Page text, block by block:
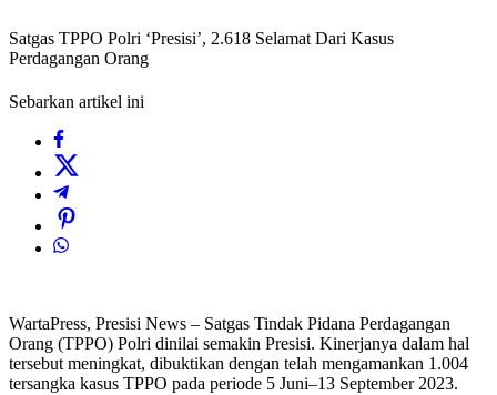
Satgas TPPO Polri ‘Presisi’, 2.618 Selamat Dari Kasus
Perdagangan Orang
Sebarkan artikel ini
WartaPress, Presisi News – Satgas Tindak Pidana Perdagangan
Orang (TPPO) Polri dinilai semakin Presisi. Kinerjanya dalam hal
tersebut meningkat, dibuktikan dengan telah mengamankan 1.004
tersangka kasus TPPO pada periode 5 Juni–13 September 2023.